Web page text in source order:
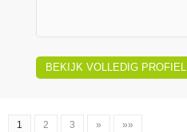
BEKIJK VOLLEDIG PROFIEL
1 2 3 » »»